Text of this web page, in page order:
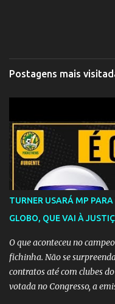
Postagens mais
TURNER USARÁ MP
GLOBO, QUE VAI À
O que aconteceu no
fichinha. Não se
contratos até com clubes
votada no Congresso, a